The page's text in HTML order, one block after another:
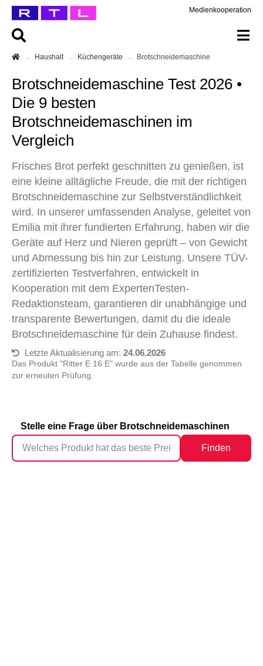
Medienkooperation
Haushalt Küchengeräte Brotschneidemaschine
Brotschneidemaschine Test 2026 •
Die 9 besten
Brotschneidemaschinen im
Vergleich
Frisches Brot perfekt geschnitten zu genießen, ist
eine kleine alltägliche Freude, die mit der richtigen
Brotschneidemaschine zur Selbstverständlichkeit
wird. In unserer umfassenden Analyse, geleitet von
Emilia mit ihrer fundierten Erfahrung, haben wir die
Geräte auf Herz und Nieren geprüft – von Gewicht
und Abmessung bis hin zur Leistung. Unsere TÜV-
zertifizierten Testverfahren, entwickelt in
Kooperation mit dem ExpertenTesten-
Redaktionsteam, garantieren dir unabhängige und
transparente Bewertungen, damit du die ideale
Brotschneidemaschine für dein Zuhause findest.
Letzte Aktualisierung am: 24.06.2026
Das Produkt "Ritter E 16 E" wurde aus der Tabelle genommen
zur erneuten Prüfung.
Stelle eine Frage über Brotschneidemaschinen
Finden